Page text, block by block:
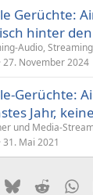
Gerüchte:
hinter
Audio,
27. November 2024
Gerüchte:
Jahr,
und Media-
31. Mai 2021
(Twitter)
BlueskyReddit